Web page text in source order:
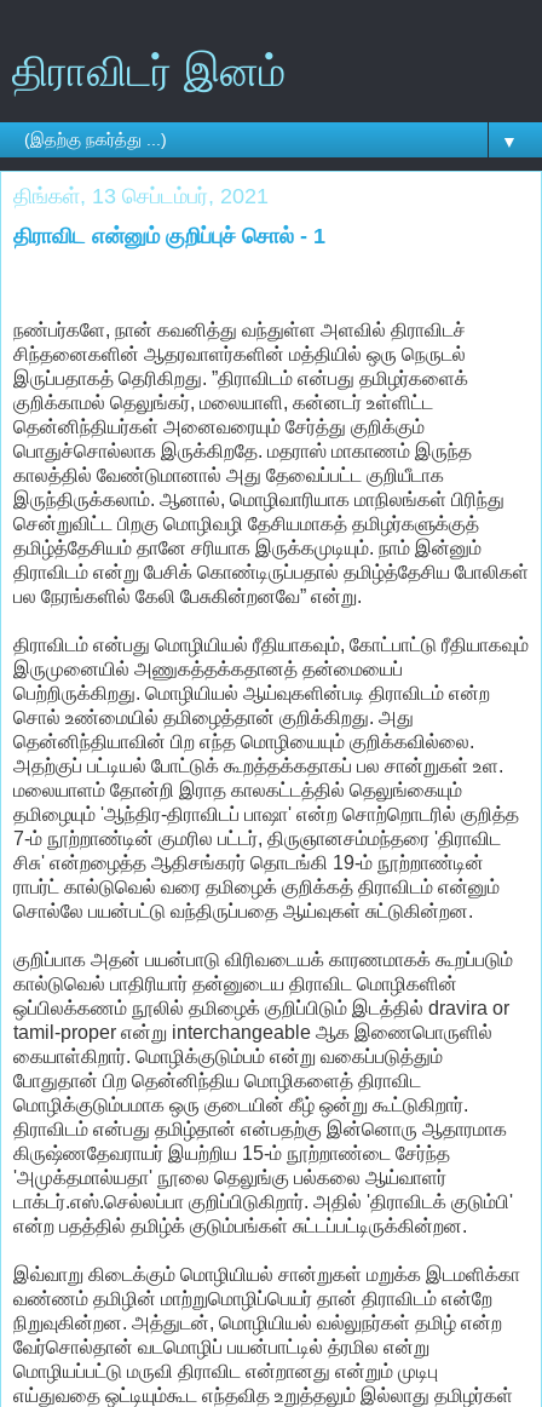
திராவிடர் இனம்
▼
திங்கள், 13 செப்டம்பர், 2021
திராவிட என்னும் குறிப்புச் சொல் - 1
நண்பர்களே, நான் கவனித்து வந்துள்ள அளவில் திராவிடச்
சிந்தனைகளின் ஆதரவாளர்களின் மத்தியில் ஒரு நெருடல்
இருப்பதாகத் தெரிகிறது. ”திராவிடம் என்பது தமிழர்களைக்
குறிக்காமல் தெலுங்கர், மலையாளி, கன்னடர் உள்ளிட்ட
தென்னிந்தியர்கள் அனைவரையும் சேர்த்து குறிக்கும்
பொதுச்சொல்லாக இருக்கிறதே. மதராஸ் மாகாணம் இருந்த
காலத்தில் வேண்டுமானால் அது தேவைப்பட்ட குறியீடாக
இருந்திருக்கலாம். ஆனால், மொழிவாரியாக மாநிலங்கள் பிரிந்து
சென்றுவிட்ட பிறகு மொழிவழி தேசியமாகத் தமிழர்களுக்குத்
தமிழ்த்தேசியம் தானே சரியாக இருக்கமுடியும். நாம் இன்னும்
திராவிடம் என்று பேசிக் கொண்டிருப்பதால் தமிழ்த்தேசிய போலிகள்
பல நேரங்களில் கேலி பேசுகின்றனவே” என்று.
திராவிடம் என்பது மொழியியல் ரீதியாகவும், கோட்பாட்டு ரீதியாகவும்
இருமுனையில் அணுகத்தக்கதானத் தன்மையைப்
பெற்றிருக்கிறது. மொழியியல் ஆய்வுகளின்படி திராவிடம் என்ற
சொல் உண்மையில் தமிழைத்தான் குறிக்கிறது. அது
தென்னிந்தியாவின் பிற எந்த மொழியையும் குறிக்கவில்லை.
அதற்குப் பட்டியல் போட்டுக் கூறத்தக்கதாகப் பல சான்றுகள் உள.
மலையாளம் தோன்றி இராத காலகட்டத்தில் தெலுங்கையும்
தமிழையும் 'ஆந்திர-திராவிடப் பாஷா' என்ற சொற்றொடரில் குறித்த
7-ம் நூற்றாண்டின் குமரில பட்டர், திருஞானசம்மந்தரை 'திராவிட
சிசு' என்றழைத்த ஆதிசங்கரர் தொடங்கி 19-ம் நூற்றாண்டின்
ராபர்ட் கால்டுவெல் வரை தமிழைக் குறிக்கத் திராவிடம் என்னும்
சொல்லே பயன்பட்டு வந்திருப்பதை ஆய்வுகள் சுட்டுகின்றன.
குறிப்பாக அதன் பயன்பாடு விரிவடையக் காரணமாகக் கூறப்படும்
கால்டுவெல் பாதிரியார் தன்னுடைய திராவிட மொழிகளின்
ஒப்பிலக்கணம் நூலில் தமிழைக் குறிப்பிடும் இடத்தில் dravira or
tamil-proper என்று interchangeable ஆக இணைபொருளில்
கையாள்கிறார். மொழிக்குடும்பம் என்று வகைப்படுத்தும்
போதுதான் பிற தென்னிந்திய மொழிகளைத் திராவிட
மொழிக்குடும்பமாக ஒரு குடையின் கீழ் ஒன்று கூட்டுகிறார்.
திராவிடம் என்பது தமிழ்தான் என்பதற்கு இன்னொரு ஆதாரமாக
கிருஷ்ணதேவராயர் இயற்றிய 15-ம் நூற்றாண்டை சேர்ந்த
'அமுக்தமால்யதா' நூலை தெலுங்கு பல்கலை ஆய்வாளர்
டாக்டர்.எஸ்.செல்லப்பா குறிப்பிடுகிறார். அதில் 'திராவிடக் குடும்பி'
என்ற பதத்தில் தமிழ்க் குடும்பங்கள் சுட்டப்பட்டிருக்கின்றன.
இவ்வாறு கிடைக்கும் மொழியியல் சான்றுகள் மறுக்க இடமளிக்கா
வண்ணம் தமிழின் மாற்றுமொழிப்பெயர் தான் திராவிடம் என்றே
நிறுவுகின்றன. அத்துடன், மொழியியல் வல்லுநர்கள் தமிழ் என்ற
வேர்சொல்தான் வடமொழிப் பயன்பாட்டில் த்ரமில என்று
மொழியப்பட்டு மருவி திராவிட என்றானது என்றும் முடிபு
எய்துவதை ஒட்டியும்கூட எந்தவித உறுத்தலும் இல்லாது தமிழர்கள்